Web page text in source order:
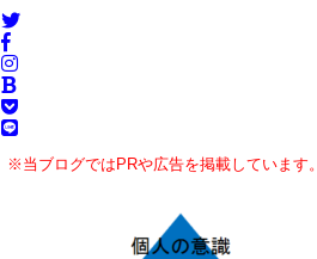
※当ブログではPRや広告を掲載しています。